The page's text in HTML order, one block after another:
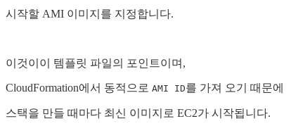
시작할 AMI 이미지를 지정합니다.
이것이이 템플릿 파일의 포인트이며,
CloudFormation에서 동적으로 AMI ID를 가져 오기 때문에
스택을 만들 때마다 최신 이미지로 EC2가 시작됩니다.